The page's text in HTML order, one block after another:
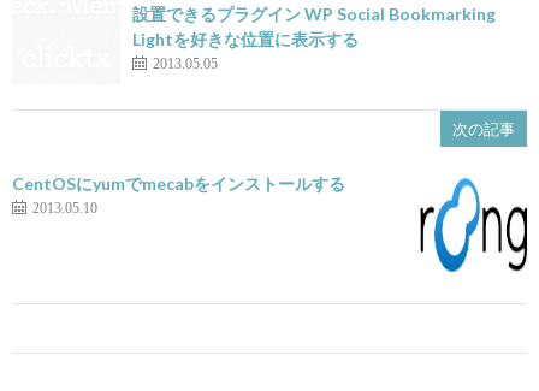
設置できるプラグイン WP Social Bookmarking
Lightを好きな位置に表示する
2013.05.05
次の記事
CentOSにyumでmecabをインストールする
2013.05.10